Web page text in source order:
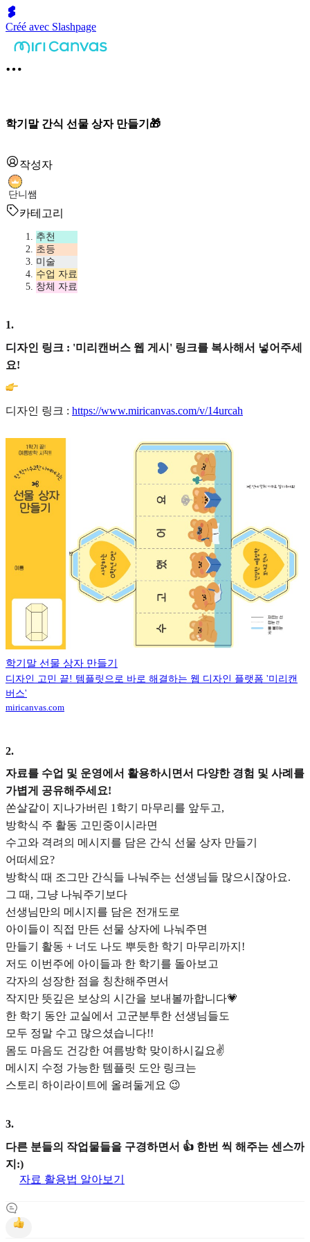
Créé avec Slashpage
학기말 간식 선물 상자 만들기🎁
작성자
단니쌤
카테고리
추천
초등
미술
수업 자료
창체 자료
1.
디자인 링크 : '미리캔버스 웹 게시' 링크를 복사해서 넣어주세
요!
디자인 링크 : https://www.miricanvas.com/v/14urcah
학기말 선물 상자 만들기
디자인 고민 끝! 템플릿으로 바로 해결하는 웹 디자인 플랫폼 '미리캔
버스'
miricanvas.com
2.
자료를 수업 및 운영에서 활용하시면서 다양한 경험 및 사례를
가볍게 공유해주세요!
쏜살같이 지나가버린 1학기 마무리를 앞두고,
방학식 주 활동 고민중이시라면
수고와 격려의 메시지를 담은 간식 선물 상자 만들기
어떠세요?
방학식 때 조그만 간식들 나눠주는 선생님들 많으시잖아요.
그 때, 그냥 나눠주기보다
선생님만의 메시지를 담은 전개도로
아이들이 직접 만든 선물 상자에 나눠주면
만들기 활동 + 너도 나도 뿌듯한 학기 마무리까지!
저도 이번주에 아이들과 한 학기를 돌아보고
각자의 성장한 점을 칭찬해주면서
작지만 뜻깊은 보상의 시간을 보내볼까합니다💗
한 학기 동안 교실에서 고군분투한 선생님들도
모두 정말 수고 많으셨습니다!!
몸도 마음도 건강한 여름방학 맞이하시길요✌️
메시지 수정 가능한 템플릿 도안 링크는
스토리 하이라이트에 올려둘게요 😉
3.
다른 분들의 작업물들을 구경하면서 👍 한번 씩 해주는 센스까
지:)
자료 활용법 알아보기